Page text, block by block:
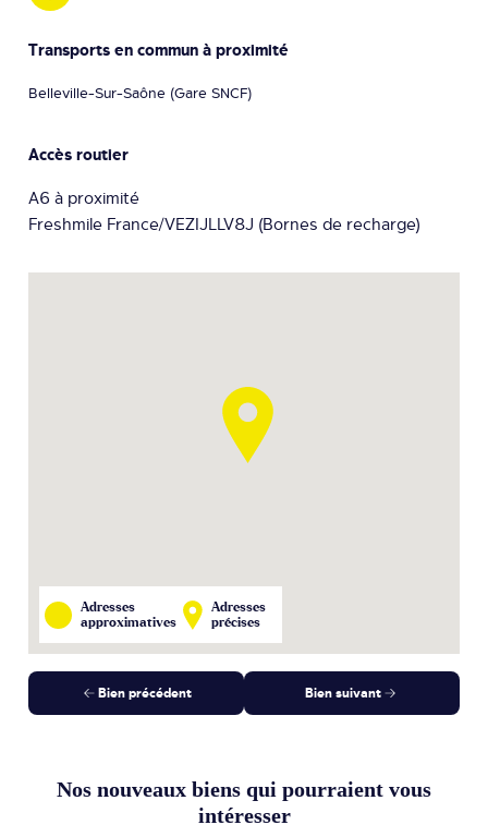
Transports en commun à proximité
Belleville-Sur-Saône (Gare SNCF)
Accès routier
A6 à proximité
Freshmile France/VEZIJLLV8J (Bornes de recharge)
Adresses
approximatives
Adresses
précises
Bien précédent Bien suivant
Nos nouveaux biens qui pourraient vous
intéresser